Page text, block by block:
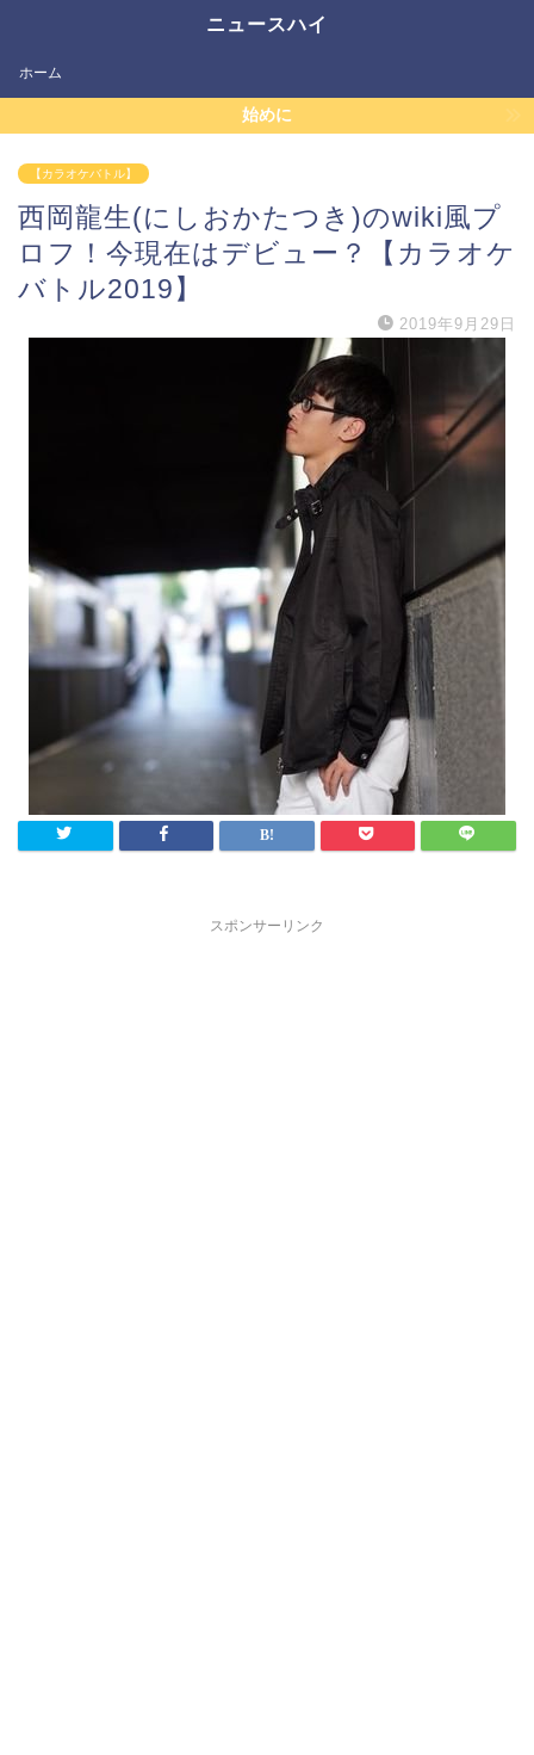
ニュースハイ
ホーム
始めに
【カラオケバトル】
西岡龍生(にしおかたつき)のwiki風プ
ロフ！今現在はデビュー？【カラオケ
バトル2019】
2019年9月29日
スポンサーリンク